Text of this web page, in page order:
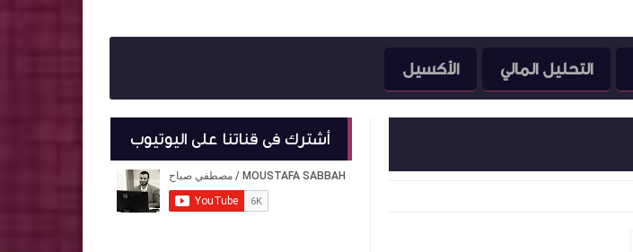
التحليل المالي الأكسيل
أشترك فى قناتنا على اليوتيوب